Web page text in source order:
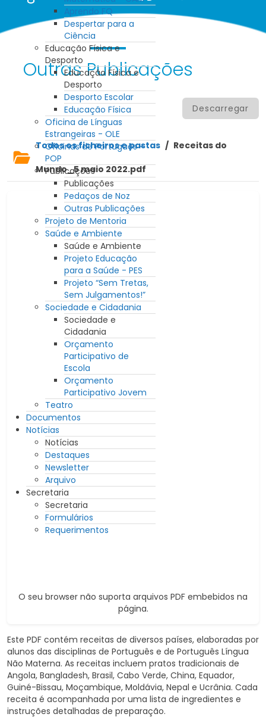
Aprendo FQ
Despertar para a
Ciência
Educação Física e
Desporto
Educação Física e
Desporto
Desporto Escolar
Educação Física
Oficina de Línguas
Estrangeiras - OLE
Oficinas de Português -
POP
Publicações
Publicações
Pedaços de Noz
Outras Publicações
Projeto de Mentoria
Saúde e Ambiente
Saúde e Ambiente
Projeto Educação
para a Saúde - PES
Projeto “Sem Tretas,
Sem Julgamentos!”
Sociedade e Cidadania
Sociedade e
Cidadania
Orçamento
Participativo de
Escola
Orçamento
Participativo Jovem
Teatro
Documentos
Notícias
Notícias
Destaques
Newsletter
Arquivo
Secretaria
Secretaria
Formulários
Requerimentos
Outras Publicações
Descarregar
Todos os ficheiros e pastas / Receitas do
Mundo_5 maio 2022.pdf
O seu browser não suporta arquivos PDF embebidos na
página.
Este PDF contém receitas de diversos países, elaboradas por
alunos das disciplinas de Português e de Português Língua
Não Materna. As receitas incluem pratos tradicionais de
Angola, Bangladesh, Brasil, Cabo Verde, China, Equador,
Guiné-Bissau, Moçambique, Moldávia, Nepal e Ucrânia. Cada
receita é acompanhada por uma lista de ingredientes e
instruções detalhadas de preparação.